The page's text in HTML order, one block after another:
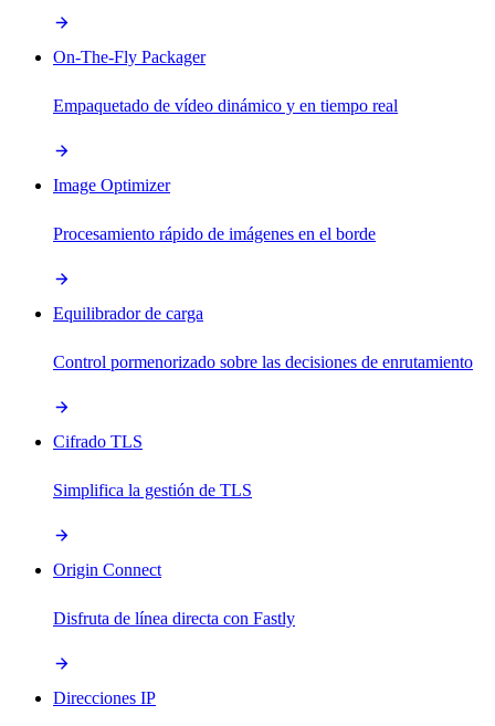
On-The-Fly Packager
Empaquetado de vídeo dinámico y en tiempo real
Image Optimizer
Procesamiento rápido de imágenes en el borde
Equilibrador de carga
Control pormenorizado sobre las decisiones de enrutamiento
Cifrado TLS
Simplifica la gestión de TLS
Origin Connect
Disfruta de línea directa con Fastly
Direcciones IP